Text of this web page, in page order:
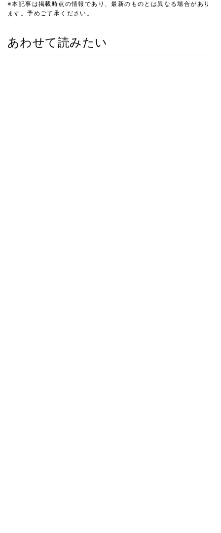
※本記事は掲載時点の情報であり、最新のものとは異なる場合があり
ます。予めご了承ください。
あわせて読みたい